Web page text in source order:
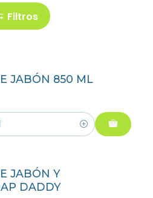
Filtros
JABÓN 850 ML
JABÓN Y
DADDY